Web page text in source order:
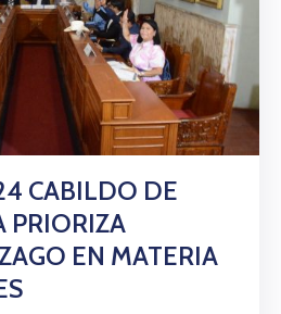
CABILDO DE
PRIORIZA
EN MATERIA